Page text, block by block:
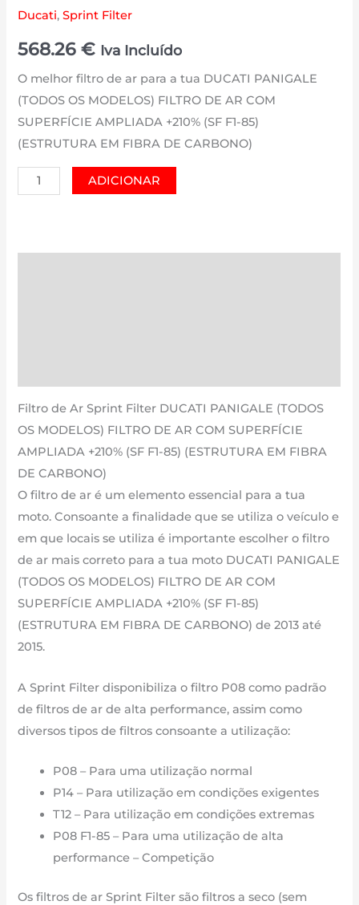
Ducati,Sprint Filter
568.26€ Iva Incluído
O melhor filtro de ar para a tua DUCATI PANIGALE
(TODOS OS MODELOS) FILTRO DE AR COM
SUPERFÍCIE AMPLIADA +210% (SF F1-85)
(ESTRUTURA EM FIBRA DE CARBONO)
Quantidade
de
SUPERFÍCIE
AMPLIADA
+210%
(SF
F1-
85)
(ESTRUTURA
EM
FIBRA
DE
CARBONO)
|
cm3
-
R127S
2015
ADICIONAR
Filtro de Ar Sprint Filter DUCATI PANIGALE (TODOS
OS MODELOS) FILTRO DE AR COM SUPERFÍCIE
AMPLIADA +210% (SF F1-85) (ESTRUTURA EM FIBRA
DE CARBONO)
O filtro de ar é um elemento essencial para a tua
moto. Consoante a finalidade que se utiliza o veículo e
em que locais se utiliza é importante escolher o filtro
de ar mais correto para a tua moto DUCATI PANIGALE
(TODOS OS MODELOS) FILTRO DE AR COM
SUPERFÍCIE AMPLIADA +210% (SF F1-85)
(ESTRUTURA EM FIBRA DE CARBONO) de 2013 até
2015.
A Sprint Filter disponibiliza o filtro P08 como padrão
de filtros de ar de alta performance, assim como
diversos tipos de filtros consoante a utilização:
P08 – Para uma utilização normal
P14 – Para utilização em condições exigentes
T12 – Para utilização em condições extremas
P08 F1-85 – Para uma utilização de alta
performance – Competição
Os filtros de ar Sprint Filter são filtros a seco (sem